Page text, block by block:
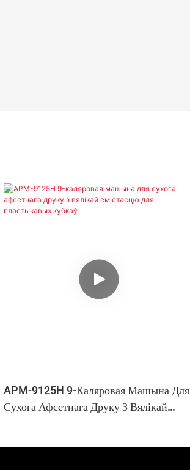
APM-9125H 9-Каляровая Машына Для
Сухога Афсетнага Друку З Вялікай